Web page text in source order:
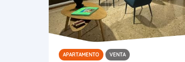
APARTAMENTO VENTA